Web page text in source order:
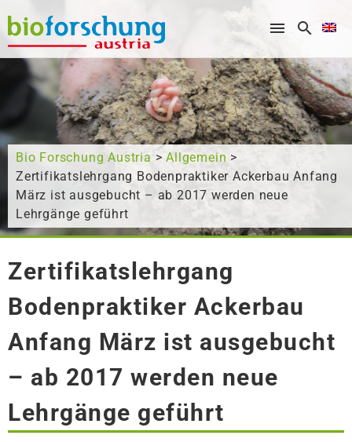
What are you looking for?
Bio Forschung Austria >Allgemein >
Zertifikatslehrgang Bodenpraktiker Ackerbau Anfang
März ist ausgebucht – ab 2017 werden neue
Lehrgänge geführt
Zertifikatslehrgang
Bodenpraktiker Ackerbau
Anfang März ist ausgebucht
– ab 2017 werden neue
Lehrgänge geführt